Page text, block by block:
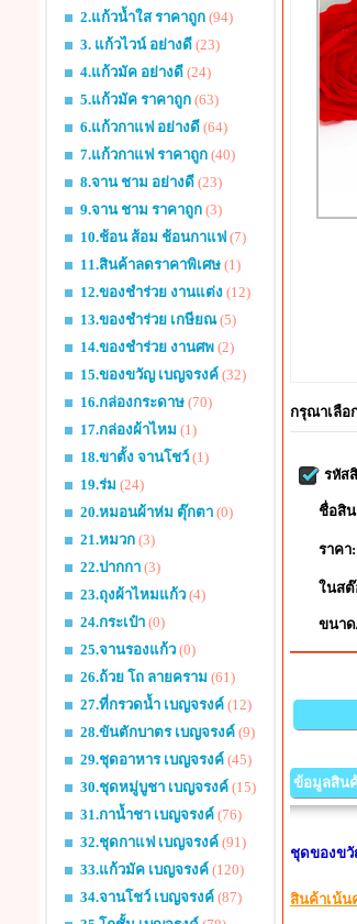
2.แก้วน้ำใส ราคาถูก (94)
3. แก้วไวน์ อย่างดี (23)
4.แก้วมัค อย่างดี (24)
5.แก้วมัค ราคาถูก (63)
6.แก้วกาแฟ อย่างดี (64)
7.แก้วกาแฟ ราคาถูก (40)
8.จาน ชาม อย่างดี (23)
9.จาน ชาม ราคาถูก (3)
10.ช้อน ส้อม ช้อนกาแฟ (7)
11.สินค้าลดราคาพิเศษ (1)
12.ของชำร่วย งานแต่ง (12)
13.ของชำร่วย เกษียณ(5)
14.ของชำร่วย งานศพ (2)
15.ของขวัญ เบญจรงค์ (32)
16.กล่องกระดาษ (70)
17.กล่องผ้าไหม (1)
18.ขาตั้ง จานโชว์ (1)
19.ร่ม (24)
20.หมอนผ้าห่ม ตุ๊กตา (0)
21.หมวก (3)
22.ปากกา (3)
23.ถุงผ้าไหมแก้ว (4)
24.กระเป๋า (0)
25.จานรองแก้ว (0)
26.ถ้วย โถ ลายคราม (61)
27.ที่กรวดน้ำ เบญจรงค์ (12)
28.ขันตักบาตร เบญจรงค์ (9)
29.ชุดอาหาร เบญจรงค์ (45)
30.ชุดหมู่บูชา เบญจรงค์ (15)
31.กาน้ำชา เบญจรงค์ (76)
32.ชุดกาแฟ เบญจรงค์ (91)
33.แก้วมัค เบญจรงค์ (120)
34.จานโชว์ เบญจรงค์ (87)
กรุณาเลือ
รหัส
ชื่อสิ
ราคา:
ในสต๊
ขนา
ข้อมูลสิน
ชุดของขวั
สินค้าเน้น